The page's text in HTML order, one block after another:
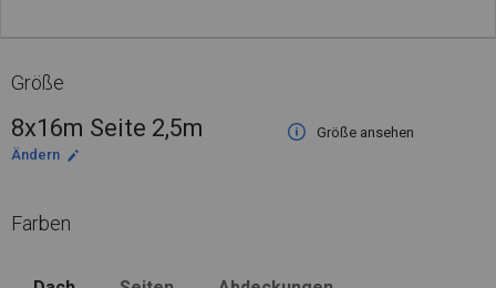
Größe
8x16m Seite 2,5m
Größe ansehen
Ändern
Farben